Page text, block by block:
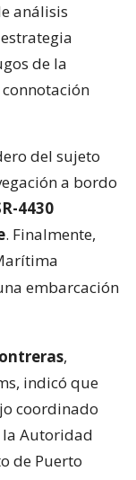
análisis
de la
del sujeto
a bordo
4430
. Finalmente,
embarcación
,
indicó que
coordinado
la Autoridad
de Puerto